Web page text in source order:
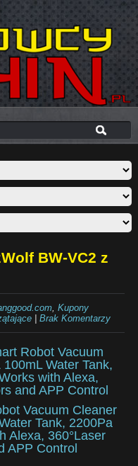
BW-VC2 z
, Kupony
| Brak Komentarzy
Vacuum Cleaner
Tank, 2200Pa
Alexa, 360°Laser
APP Control